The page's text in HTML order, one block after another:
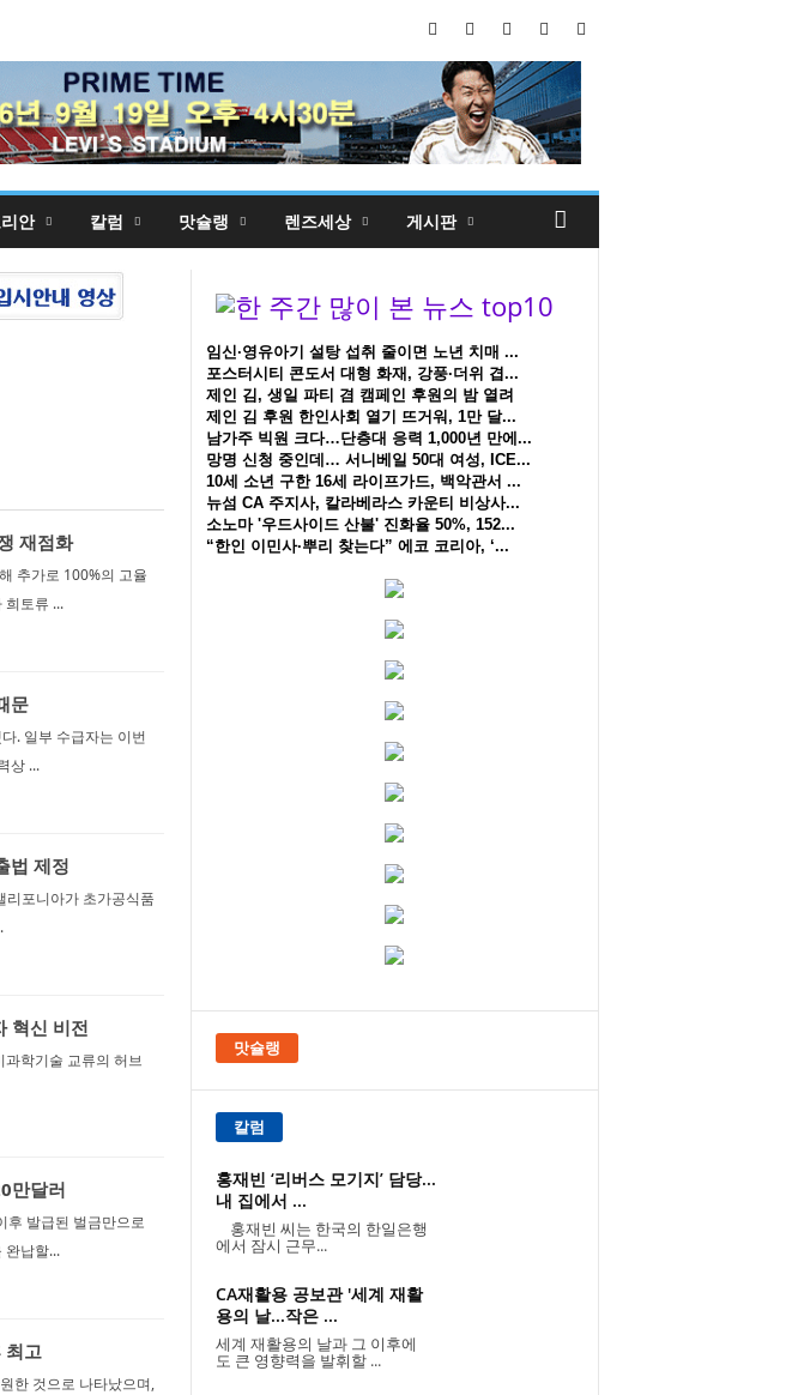
안 칼럼 맛슐랭 렌즈세상 게시판
재점화
추가로 100%의 고율
희토류 ...
문
. 일부 수급자는 이번
상 ...
법 제정
리포니아가 초가공식품
혁신 비전
과학기술 교류의 허브
만달러
후 발급된 벌금만으로
완납할...
최고
한 것으로 나타났으며,
임신·영유아기 설탕 섭취 줄이면 노년 치매 ...
포스터시티 콘도서 대형 화재, 강풍·더위 겹...
제인 김, 생일 파티 겸 캠페인 후원의 밤 열려
제인 김 후원 한인사회 열기 뜨거워, 1만 달...
남가주 빅원 크다…단층대 응력 1,000년 만에...
망명 신청 중인데… 서니베일 50대 여성, ICE...
10세 소년 구한 16세 라이프가드, 백악관서 ...
뉴섬 CA 주지사, 칼라베라스 카운티 비상사...
소노마 '우드사이드 산불' 진화율 50%, 152...
“한인 이민사·뿌리 찾는다” 에코 코리아, ‘...
맛슐랭
칼럼
홍재빈 ‘리버스 모기지’ 담당...
내 집에서 ...
홍재빈 씨는 한국의 한일은행
에서 잠시 근무...
CA재활용 공보관 '세계 재활
용의 날...작은 ...
세계 재활용의 날과 그 이후에
도 큰 영향력을 발휘할 ...